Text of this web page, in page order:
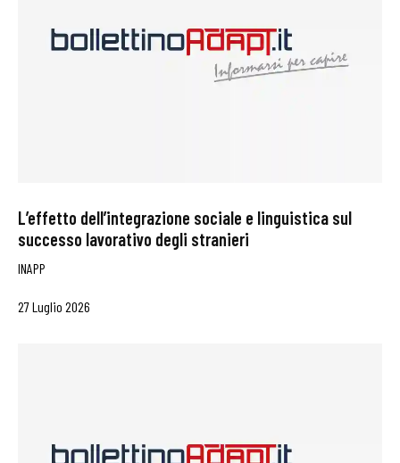
L’effetto dell’integrazione sociale e linguistica sul
successo lavorativo degli stranieri
INAPP
27 Luglio 2026